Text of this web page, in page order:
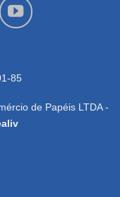
85
de Papéis LTDA -